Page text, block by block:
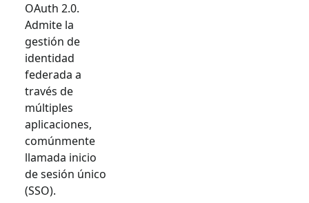
OAuth 2.0.
Admite la
gestión de
identidad
federada a
través de
múltiples
aplicaciones,
comúnmente
llamada inicio
de sesión único
(SSO).